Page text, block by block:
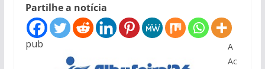
Partilhe a notícia
pub
A
Ac